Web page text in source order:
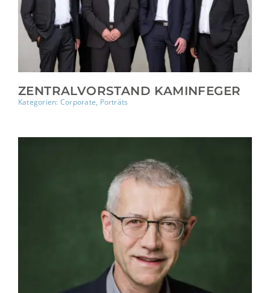
ZENTRALVORSTAND KAMINFEGER
Kategorien: Corporate, Porträts